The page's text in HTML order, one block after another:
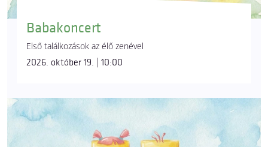
Babakoncert
Első találkozások az élő zenével
2026. október 19. | 10:00